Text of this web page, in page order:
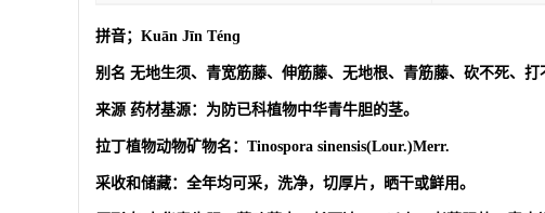
拼音；Kuān Jīn Ténɡ
别名 无地生须、青宽筋藤、伸筋藤、无地根、青筋藤、砍不死、
来源 药材基源：为防已科植物中华青牛胆的茎。
拉丁植物动物矿物名：Tinospora sinensis(Lour.)Merr.
采收和储藏：全年均可采，洗净，切厚片，晒干或鲜用。